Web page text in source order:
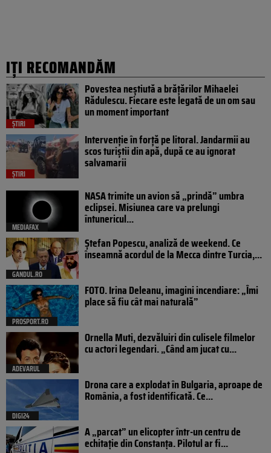
IȚI RECOMANDĂM
ȘTIRI
Povestea neștiută a brățărilor Mihaelei
Rădulescu. Fiecare este legată de un om sau
un moment important
ȘTIRI
Intervenție în forță pe litoral. Jandarmii au
scos turiștii din apă, după ce au ignorat
salvamarii
MEDIAFAX
NASA trimite un avion să „prindă” umbra
eclipsei. Misiunea care va prelungi
întunericul...
GANDUL.RO
Ștefan Popescu, analiză de weekend. Ce
înseamnă acordul de la Mecca dintre Turcia,...
PROSPORT.RO
FOTO. Irina Deleanu, imagini incendiare: „Îmi
place să fiu cât mai naturală”
ADEVARUL
Ornella Muti, dezvăluiri din culisele filmelor
cu actori legendari. „Când am jucat cu...
DIGI24
Drona care a explodat în Bulgaria, aproape de
România, a fost identificată. Ce...
A „parcat” un elicopter într-un centru de
echitație din Constanța. Pilotul ar fi...